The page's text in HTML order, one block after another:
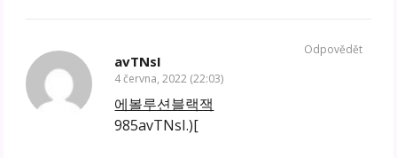
avTNsI
4 června, 2022 (22:03)
에볼루션블랙잭
985avTNsI.)[
Odpovědět